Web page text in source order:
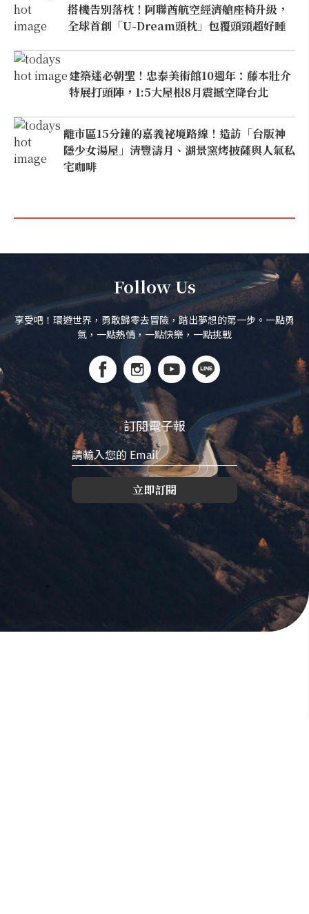
搭機告別落枕！阿聯酋航空經濟艙座椅升級，
全球首創「U-Dream頭枕」包覆頭頸超好睡
建築迷必朝聖！忠泰美術館10週年：藤本壯介
特展打頭陣，1:5大屋根8月震撼空降台北
離市區15分鐘的嘉義祕境路線！造訪「台版神
隱少女湯屋」清豐濤月、湖景窯烤披薩與人氣私
宅咖啡
Follow Us
享受吧！環遊世界，勇敢歸零去冒險，踏出夢想的第一步。一點勇
氣，一點熱情，一點快樂，一點挑戰
訂閱電子報
立即訂閱